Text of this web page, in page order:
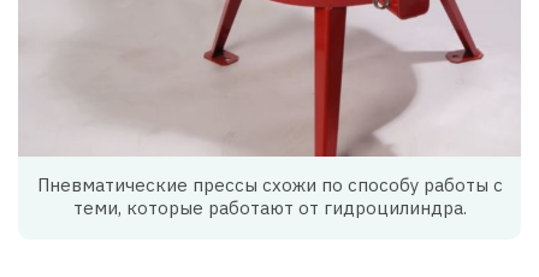
Пневматические прессы схожи по способу работы с
теми, которые работают от гидроцилиндра.